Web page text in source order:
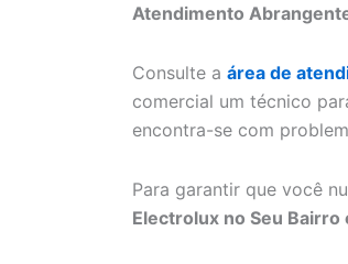
Atendimento
Consulte a área de
comercial um técnico
encontra-se com
Para garantir que você
Electrolux no Seu Bairro